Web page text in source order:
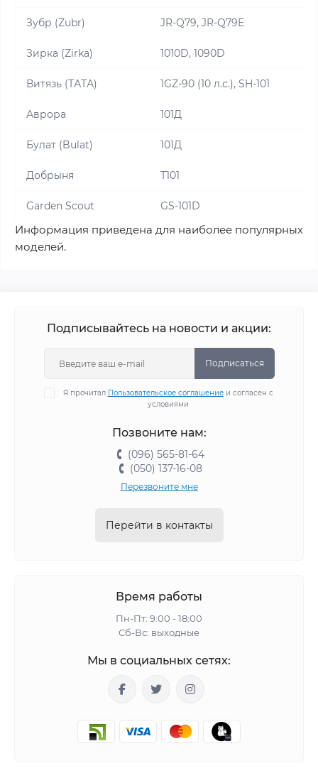
Зубр (Zubr) JR-Q79, JR-Q79E
Зирка (Zirka) 1010D, 1090D
Витязь (ТАТА) 1GZ-90 (10 л.с.), SH-101
Аврора 101Д
Булат (Bulat) 101Д
Добрыня Т101
Garden Scout GS-101D
Информация приведена для наиболее популярных
моделей.
Подписывайтесь на новости и акции:
Подписаться
Я прочитал Пользовательское соглашениеи согласен с
условиями
Позвоните нам:
(096) 565-81-64
(050) 137-16-08
Перезвоните мне
Перейти в контакты
Время работы
Пн-Пт: 9:00 - 18:00
Сб-Вс: выходные
Мы в социальных сетях: